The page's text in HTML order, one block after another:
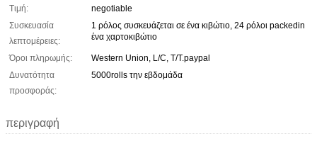
Τιμή:
negotiable
Συσκευασία
λεπτομέρειες:
1 ρόλος συσκευάζεται σε ένα κιβώτιο, 24 ρόλοι packedin
ένα χαρτοκιβώτιο
Όροι πληρωμής:
Western Union, L/C, T/T.paypal
Δυνατότητα
προσφοράς:
5000rolls την εβδομάδα
περιγραφή